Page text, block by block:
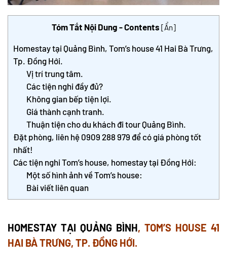
Tóm Tắt Nội Dung - Contents [Ẩn]
Homestay tại Quảng Bình, Tom’s house 41 Hai Bà Trưng,
Tp. Đồng Hới.
Vị trí trung tâm.
Các tiện nghi đầy đủ?
Không gian bếp tiện lợi.
Giá thành cạnh tranh.
Thuận tiện cho du khách đi tour Quảng Bình.
Đặt phòng, liên hệ 0909 288 979 để có giá phòng tốt
nhất!
Các tiện nghi Tom’s house, homestay tại Đồng Hới:
Một số hình ảnh về Tom’s house:
Bài viết liên quan
HOMESTAY TẠI QUẢNG BÌNH, TOM’S HOUSE 41
HAI BÀ TRƯNG, TP. ĐỒNG HỚI.